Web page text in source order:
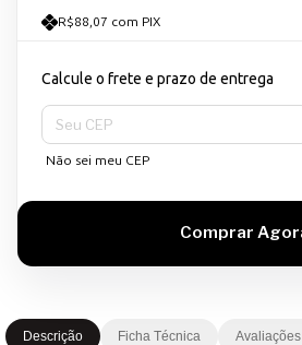
R$88,07 com PIX
Calcule o frete e prazo de entrega
Entregas para o CEP:
Não sei meu CEP
Descrição Ficha Técnica Avaliações